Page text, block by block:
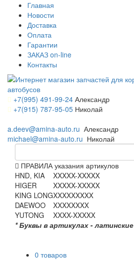
Главная
Новости
Доставка
Оплата
Гарантии
ЗАКАЗ on-line
Контакты
+7(995) 491-99-24 Александр
+7(915) 787-95-05 Николай
a.deev@amina-auto.ru Александр
michael@amina-auto.ru Николай
ПРАВИЛА указания артикулов
HND, KIA
XXXXX-XXXXX
HIGER
XXXXX-XXXXX
KING LONGXXXXXXXXX
DAEWOO
XXXXXXXX
YUTONG
XXXX-XXXXX
* Буквы в артикулах - латинские
0 товаров